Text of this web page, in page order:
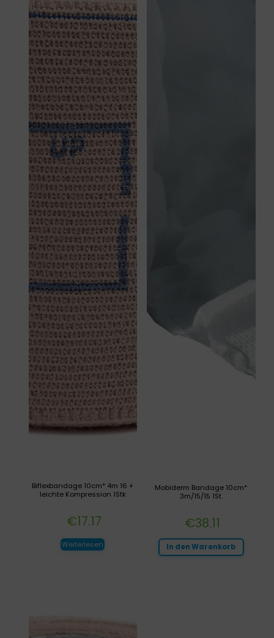
Mobiderm Bandage 10cm*
3m/15/15 1St.
€38.11
In den Warenkorb
Biflexbandage 10cm* 4m 16 +
leichte Kompression 1Stk
€17.17
Weiterlesen